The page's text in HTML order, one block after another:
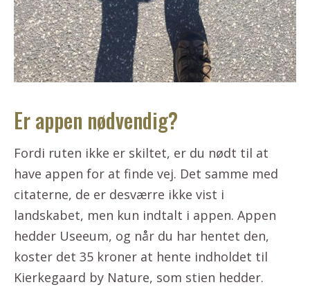
Er appen nødvendig?
Fordi ruten ikke er skiltet, er du nødt til at
have appen for at finde vej. Det samme med
citaterne, de er desværre ikke vist i
landskabet, men kun indtalt i appen. Appen
hedder Useeum, og når du har hentet den,
koster det 35 kroner at hente indholdet til
Kierkegaard by Nature, som stien hedder.